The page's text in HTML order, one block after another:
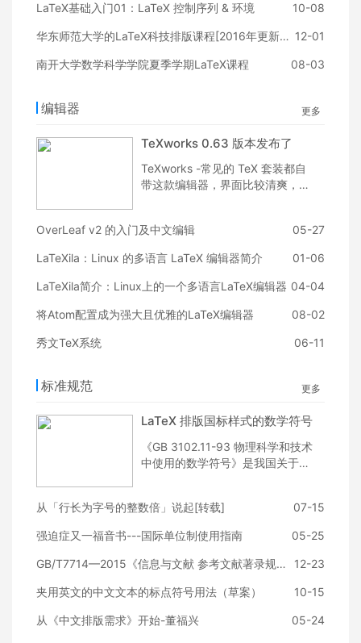
LaTeX基础入门01：LaTeX 控制序列 & 环境 10-08
华东师范大学的LaTeX科技排版课程[2016年更新了] 12-01
南开大学数学科学学院夏季学期LaTeX课程 08-03
编辑器 更多
TeXworks 0.63 版本发布了
TeXworks -常见的 TeX 套装都自
带这款编辑器，界面比较清爽，支
下，好用的功能尽收眼底。Happy
OverLeaf v2 的入门及中文编辑 05-27
LaTeXila：Linux 的多语言 LaTeX 编辑器简介 01-06
LaTeXila简介：Linux上的一个多语言LaTeX编辑器 04-04
将Atom配置成为强大且优雅的LaTeX编辑器 08-02
秀文TeX系统 06-11
标准规范 更多
LaTeX 排版国标样式的数学符号
《GB 3102.11-93 物理科学和技术
中使用的数学符号》是我国关于数
80000-2:2009》基本一致。但是
在使用 LaTeX 排版数学时，默认
却是按照英美国家的习惯，与国标
有许多不一致的地方。事实上，各
差异，比如英美国家的积分号通常
的，而在俄罗斯积分号会略向左倾
从「行长为字号的整数倍」说起[转载] 07-15
强迫症又一福音书---国际单位制使用指南 05-25
GB/T7714—2015《信息与文献 参考文献著录规则》正式实施 12-23
夹用英文的中文文本的标点符号用法（草案） 10-15
从《中文排版需求》开始-董福兴 05-24